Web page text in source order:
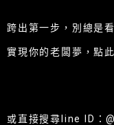
跨出第一步，別總是
實現你的老闆夢，點
或直接搜尋line ID：